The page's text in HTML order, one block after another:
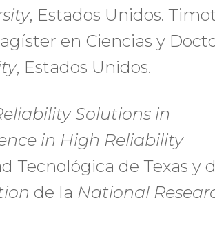
, Estados Unidos.
en Ciencias y
, Estados Unidos.
Solutions in
in High Reliability
Tecnológica de Texas y
de la National